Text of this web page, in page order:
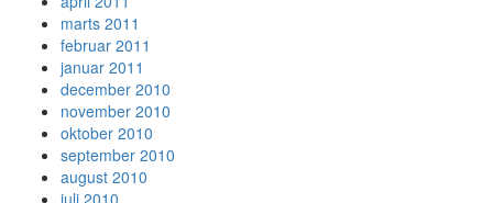
marts 2011
februar 2011
januar 2011
december 2010
november 2010
oktober 2010
september 2010
august 2010
juli 2010